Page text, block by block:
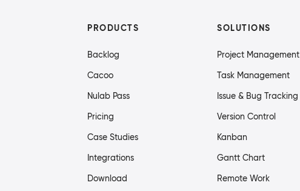
PRODUCTS
Backlog
Cacoo
Nulab Pass
Pricing
Case Studies
Integrations
Download
SOLUTIONS
Project Management
Task Management
Issue & Bug Tracking
Version Control
Kanban
Gantt Chart
Remote Work